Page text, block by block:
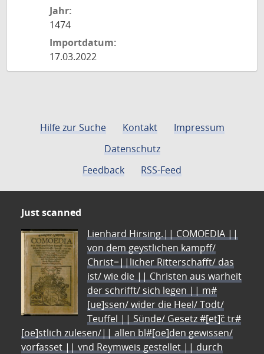
Jahr:
1474
Importdatum:
17.03.2022
Hilfe zur Suche Kontakt
Impressum
Datenschutz
Feedback
RSS-Feed
Just scanned
Lienhard Hirsing.|| COMOEDIA ||
von dem geystlichen kampff/
Christ=||licher Ritterschafft/ das
ist/ wie die || Christen aus warheit
der schrifft/ sich legen || m#
[ue]ssen/ wider die Heel/ Todt/
Teuffel || Sünde/ Gesetz #[et]c̃ tr#
[oe]stlich zulesen/|| allen bl#[oe]den gewissen/
vorfasset || vnd Reymweis gestellet || durch